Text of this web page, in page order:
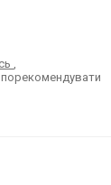
,
порекомендувати